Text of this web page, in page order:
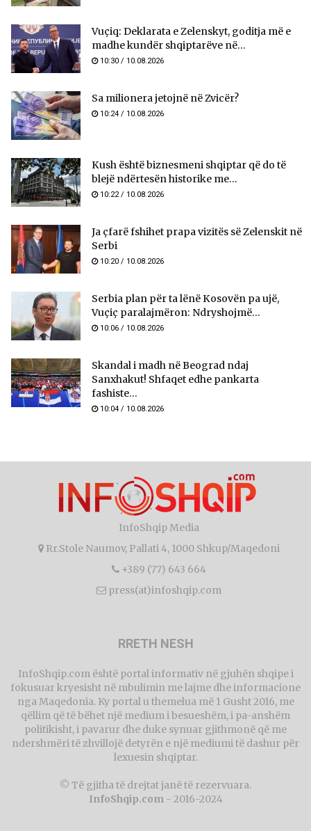
Vuçiq: Deklarata e Zelenskyt, goditja më e
madhe kundër shqiptarëve në...
10:30 / 10.08.2026
Sa milionera jetojnë në Zvicër?
10:24 / 10.08.2026
Kush është biznesmeni shqiptar që do të
blejë ndërtesën historike me...
10:22 / 10.08.2026
Ja çfarë fshihet prapa vizitës së Zelenskit në
Serbi
10:20 / 10.08.2026
Serbia plan për ta lënë Kosovën pa ujë,
Vuçiç paralajmëron: Ndryshojmë...
10:06 / 10.08.2026
Skandal i madh në Beograd ndaj
Sanxhakut! Shfaqet edhe pankarta
fashiste...
10:04 / 10.08.2026
InfoShqip Media
Rr.Stole Naumov, Pallati 4, 1000 Shkup/Maqedoni
+389 (77) 643 664
press(at)infoshqip.com
RRETH NESH
InfoShqip.com është portal informativ në gjuhën shqipe i
fokusuar kryesisht në mbulimin me lajme dhe informacione
nga Maqedonia. Ky portal u themelua më 1 Gusht 2016, me
qëllim që të bëhet një medium i besueshëm, i pa-anshëm
politikisht, i pavarur dhe duke synuar gjithmonë që me
ndershmëri të zhvillojë detyrën e një mediumi të dashur për
lexuesin shqiptar.
© Të gjitha të drejtat janë të rezervuara.
InfoShqip.com- 2016-2024